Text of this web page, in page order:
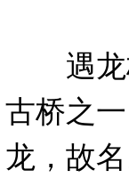
遇龙桥
古桥之
龙，故